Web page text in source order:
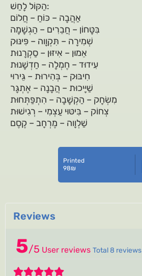
הַקּוֹל לָחַשׁ:
אַהֲבָה – כּוֹחַ – חֲלוֹם
בִּטָּחוֹן – חֲבֵרִים – הַגְשָׁמָה
שְׁמִירָה – תִּקְוָוה – פִּינּוּק
אֵמוּן – אִיזּוּן – סַקְרָנוּת
עִידוּד – חֶמְלָה – חַדְשָׁנוּת
חִיבּוּק – בְּהִירוּת – גֵּירוּי
שַׁיָּיכוּת – הֲבָנָה – אֶתְגָּר
מִשְׂחָק – הַקְשָׁבָה – הִתְפַּתְּחוּת
צְחוֹק – בִּיטּוּי עַצְמִי – רְגִישׁוּת
שַׁלְוָוה – מֶרְחָב – קֶסֶם
Printed
98₪
Reviews
5/5 User reviews Total 8 reviews
5